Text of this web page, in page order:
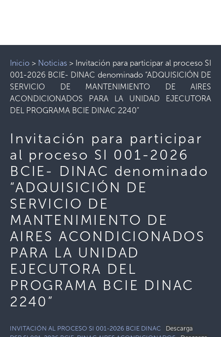
Inicio > Noticias > Invitación para participar al proceso SI
001-2026 BCIE- DINAC denominado “ADQUISICIÓN DE
SERVICIO DE MANTENIMIENTO DE AIRES
ACONDICIONADOS PARA LA UNIDAD EJECUTORA
DEL PROGRAMA BCIE DINAC 2240”
Invitación para participar
al proceso SI 001-2026
BCIE- DINAC denominado
“ADQUISICIÓN DE
SERVICIO DE
MANTENIMIENTO DE
AIRES ACONDICIONADOS
PARA LA UNIDAD
EJECUTORA DEL
PROGRAMA BCIE DINAC
2240”
INVITACIÓN AL PROCESO SI 001-2026 BCIE DINAC
Descarga